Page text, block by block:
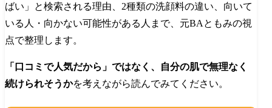
ばい」と検索される理由、2種類の洗顔料の違い、向いて
いる人・向かない可能性がある人まで、元BAともみの視
点で整理します。
「口コミで人気だから」ではなく、自分の肌で無理なく
続けられそうかを考えながら読んでみてください。